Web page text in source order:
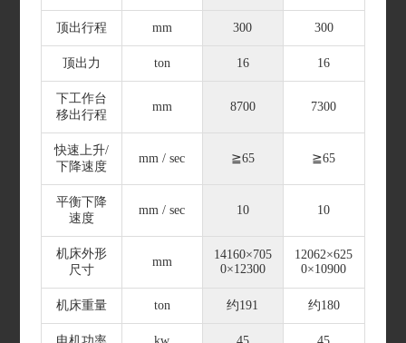
顶出行程 mm 300 300
顶出力 ton 16 16
下工作台
移出行程
mm 8700 7300
快速上升/
下降速度
mm / sec ≧65 ≧65
平衡下降
速度
mm / sec 10 10
机床外形
尺寸
mm
14160×705
0×12300
12062×625
0×10900
机床重量 ton 约191 约180